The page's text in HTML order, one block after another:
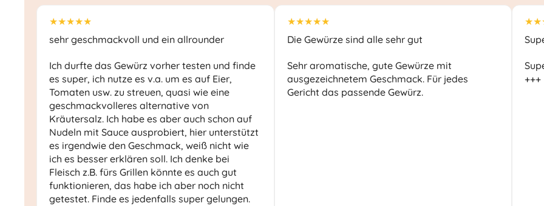
★★★★★
sehr geschmackvoll und ein allrounder
Ich durfte das Gewürz vorher testen und finde
es super, ich nutze es v.a. um es auf Eier,
Tomaten usw. zu streuen, quasi wie eine
geschmackvolleres alternative von
Kräutersalz. Ich habe es aber auch schon auf
Nudeln mit Sauce ausprobiert, hier unterstützt
es irgendwie den Geschmack, weiß nicht wie
ich es besser erklären soll. Ich denke bei
Fleisch z.B. fürs Grillen könnte es auch gut
funktionieren, das habe ich aber noch nicht
getestet. Finde es jedenfalls super gelungen.
★★★★★
Die Gewürze sind alle sehr gut
Sehr aromatische, gute Gewürze mit
ausgezeichnetem Geschmack. Für jedes
Gericht das passende Gewürz.
+++